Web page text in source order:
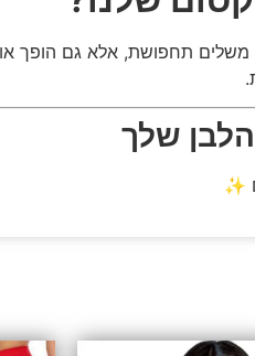
משלים תחפושת, אלא גם הופך
הלבן שלך
✨